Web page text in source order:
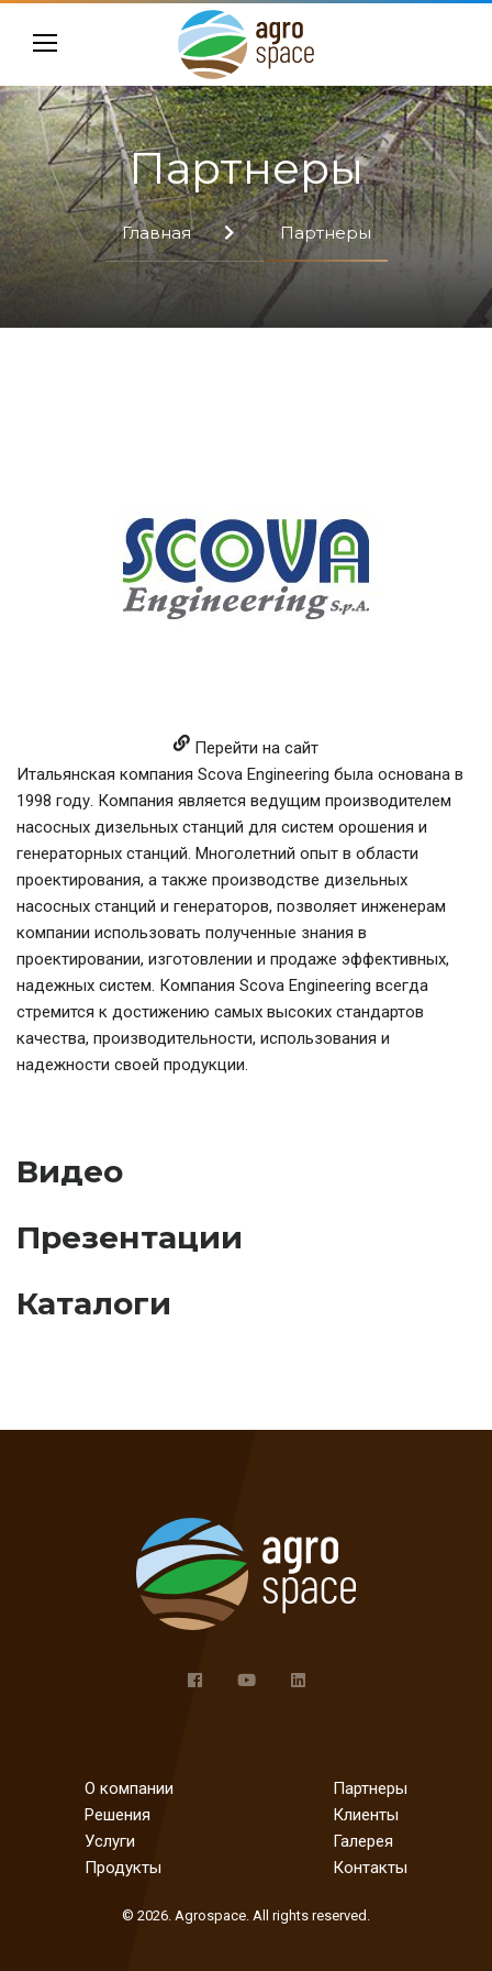
Партнеры
Главная Партнеры
Перейти на сайт
Итальянская компания Scova Engineering была основана в
1998 году. Компания является ведущим производителем
насосных дизельных станций для систем орошения и
генераторных станций. Многолетний опыт в области
проектирования, а также производстве дизельных
насосных станций и генераторов, позволяет инженерам
компании использовать полученные знания в
проектировании, изготовлении и продаже эффективных,
надежных систем. Компания Scova Engineering всегда
стремится к достижению самых высоких стандартов
качества, производительности, использования и
надежности своей продукции.
Видео
Презентации
Каталоги
О компании
Решения
Услуги
Продукты
Партнеры
Клиенты
Галерея
Контакты
© 2026. Agrospace. All rights reserved.